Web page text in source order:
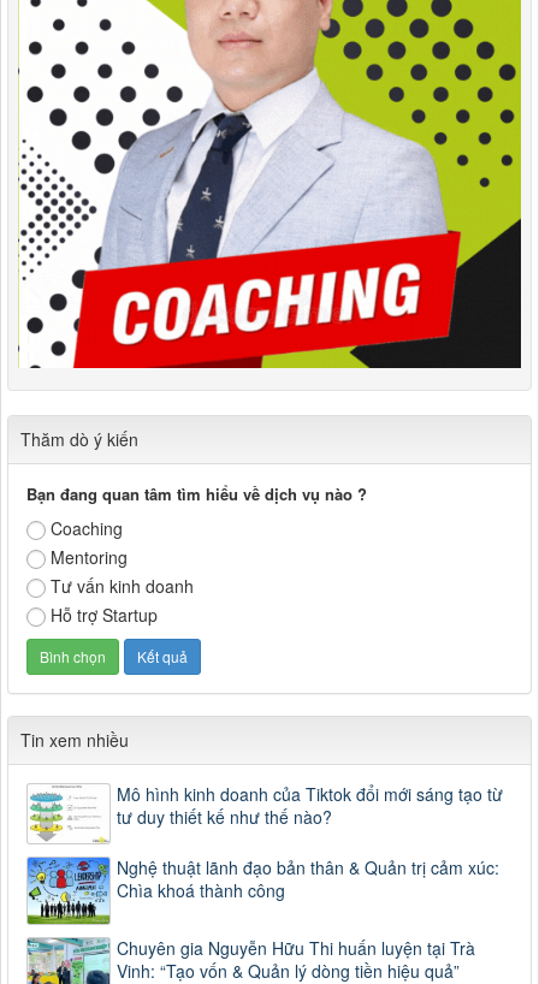
Thăm dò ý kiến
Bạn đang quan tâm tìm hiểu về dịch vụ nào ?
Coaching
Mentoring
Tư vấn kinh doanh
Hỗ trợ Startup
Tin xem nhiều
Mô hình kinh doanh của Tiktok đổi mới sáng tạo từ
tư duy thiết kế như thế nào?
Nghệ thuật lãnh đạo bản thân & Quản trị cảm xúc:
Chìa khoá thành công
Chuyên gia Nguyễn Hữu Thi huấn luyện tại Trà
Vinh: “Tạo vốn & Quản lý dòng tiền hiệu quả”